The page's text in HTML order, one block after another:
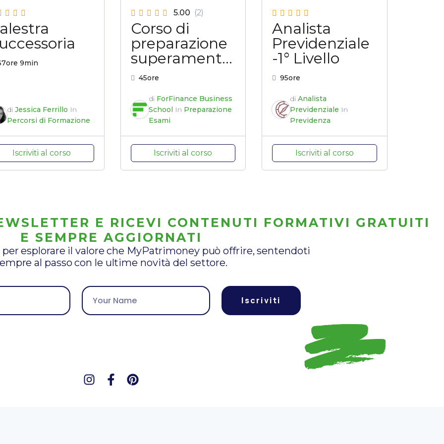
9min
di Jessica Ferrillo In
Percorsi di Formazione
Iscriviti al corso
5.00 (2)
Corso di
preparazione
superamento
esame EFA
45ore
di ForFinance Business
School In Preparazione
Esami
Iscriviti al corso
Analista
Previdenziale
-1° Livello
95ore
diAnalista
Previdenziale In
Previdenza
Iscriviti al corso
E RICEVI CONTENUTI FORMATIVI GRATUITI
E SEMPRE AGGIORNATI
esplorare il valore che MyPatrimoney può offrire, sentendoti
al passo con le ultime novità del settore.
Iscriviti